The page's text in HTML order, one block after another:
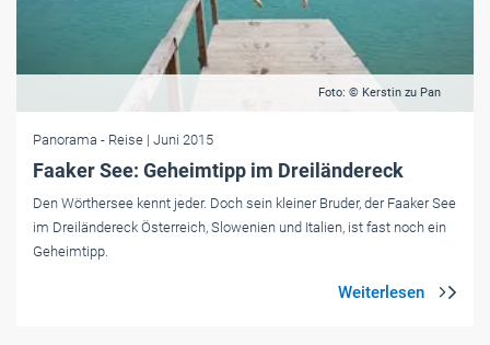
Foto: © Kerstin zu Pan
Panorama - Reise | Juni 2015
Faaker See: Geheimtipp im Dreiländereck
Den Wörthersee kennt jeder. Doch sein kleiner Bruder, der Faaker See
im Dreiländereck Österreich, Slowenien und Italien, ist fast noch ein
Geheimtipp.